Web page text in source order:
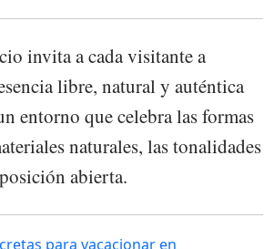
invita a cada visitante a
libre, natural y auténtica
entorno que celebra las formas
naturales, las tonalidades
abierta.
para vacacionar en